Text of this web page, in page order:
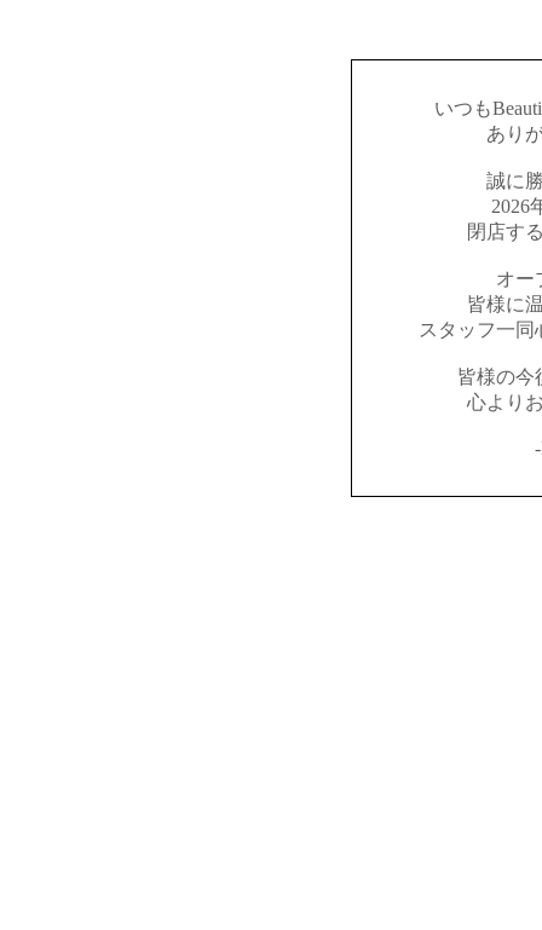
いつも
あり
誠に
2026
閉店す
オー
皆様に
スタッフ一
皆様の今
心より